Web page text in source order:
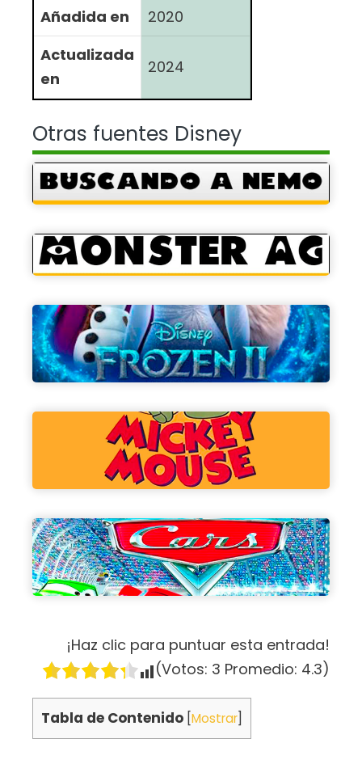
Añadida en
2020
Actualizada
en
2024
Otras fuentes Disney
¡Haz clic para puntuar esta entrada!
(Votos: 3 Promedio: 4.3)
Tabla de Contenido Mostrar